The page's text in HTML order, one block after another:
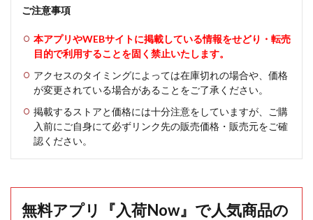
ご注意事項
本アプリやWEBサイトに掲載している情報をせどり・転売
目的で利用することを固く禁止いたします。
アクセスのタイミングによっては在庫切れの場合や、価格
が変更されている場合があることをご了承ください。
掲載するストアと価格には十分注意をしていますが、ご購
入前にご自身にて必ずリンク先の販売価格・販売元をご確
認ください。
無料アプリ『入荷Now』で人気商品の